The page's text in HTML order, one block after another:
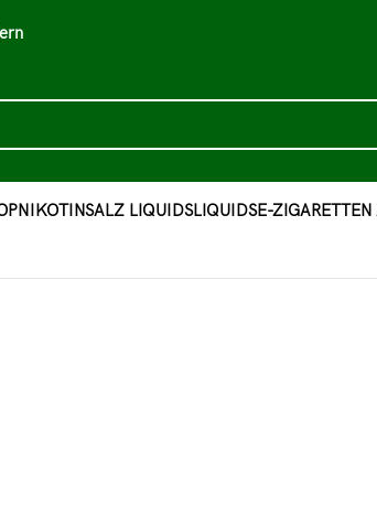
NIKOTINSALZ LIQUIDSLIQUIDSE-ZIGARETTEN